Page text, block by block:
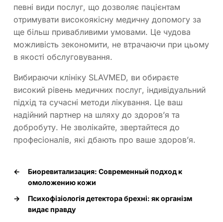
певні види послуг, що дозволяє пацієнтам
отримувати високоякісну медичну допомогу за
ще більш привабливими умовами. Це чудова
можливість зекономити, не втрачаючи при цьому
в якості обслуговування.
Вибираючи клініку SLAVMED, ви обираєте
високий рівень медичних послуг, індивідуальний
підхід та сучасні методи лікування. Це ваш
надійний партнер на шляху до здоров’я та
добробуту. Не зволікайте, звертайтеся до
професіоналів, які дбають про ваше здоров’я.
←
Биоревитализация: Современный подход к
омоложению кожи
→
Психофізіологія детектора брехні: як організм
видає правду